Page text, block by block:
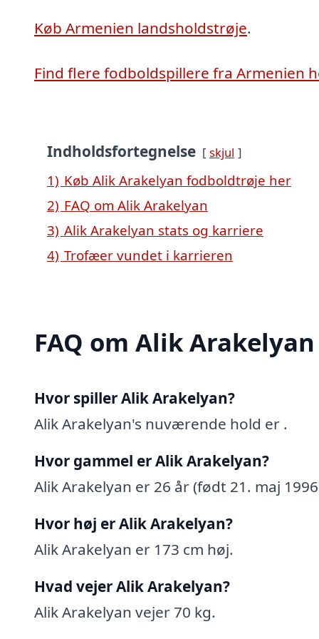
Køb Armenien landsholdstrøje.
Find flere fodboldspillere fra Armenien
Indholdsfortegnelse skjul
1) Køb Alik Arakelyan fodboldtrøje her
2) FAQ om Alik Arakelyan
3) Alik Arakelyan stats og karriere
4) Trofæer vundet i karrieren
FAQ om Alik Arakelyan
Hvor spiller Alik Arakelyan?
Alik Arakelyan's nuværende hold er .
Hvor gammel er Alik Arakelyan?
Alik Arakelyan er 26 år (født 21. maj
Hvor høj er Alik Arakelyan?
Alik Arakelyan er 173 cm høj.
Hvad vejer Alik Arakelyan?
Alik Arakelyan vejer 70 kg.